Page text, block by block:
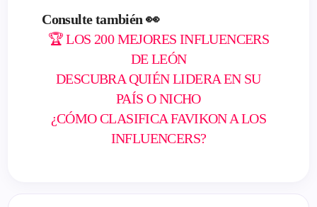
Consulte también 👀
🏆 LOS 200 MEJORES INFLUENCERS
DE LEÓN
DESCUBRA QUIÉN LIDERA EN SU
PAÍS O NICHO
¿CÓMO CLASIFICA FAVIKON A LOS
INFLUENCERS?